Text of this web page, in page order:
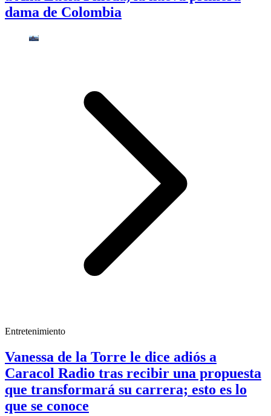
dama de Colombia
Entretenimiento
Vanessa de la Torre le dice adiós a
Caracol Radio tras recibir una propuesta
que transformará su carrera; esto es lo
que se conoce